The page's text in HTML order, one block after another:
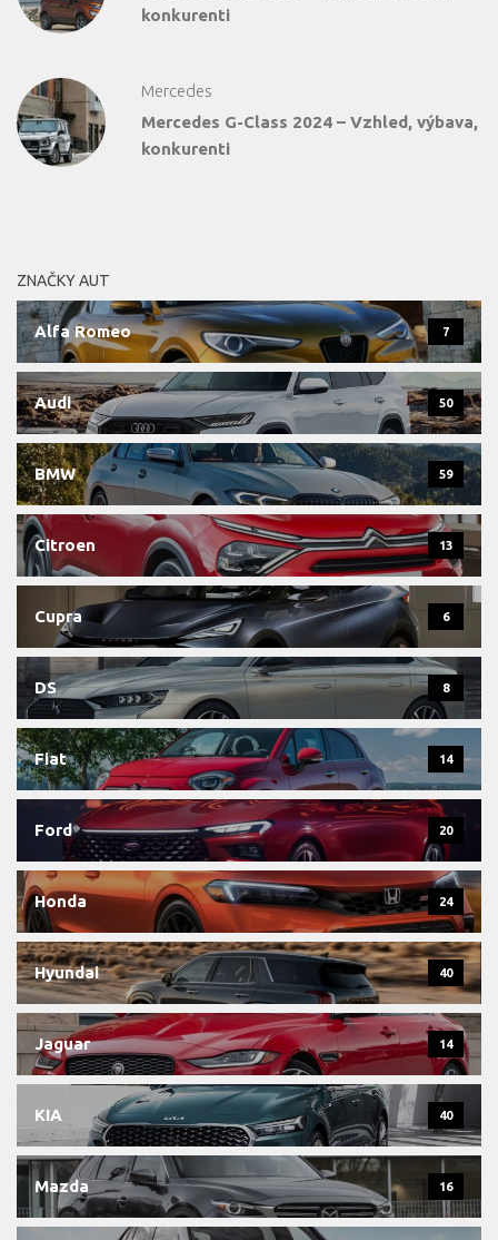
konkurenti
Mercedes
Mercedes G-Class 2024 – Vzhled, výbava,
konkurenti
ZNAČKY AUT
Alfa Romeo 7
Audi 50
BMW 59
Citroen 13
Cupra 6
DS 8
Fiat 14
Ford 20
Honda 24
Hyundai 40
Jaguar 14
KIA 40
Mazda 16